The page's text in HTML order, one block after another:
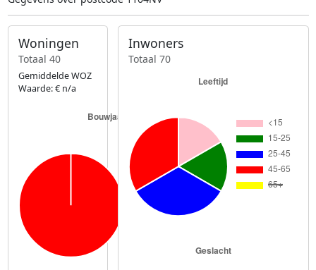
Woningen
Totaal 40
Gemiddelde WOZ
Waarde: € n/a
Inwoners
Totaal 70